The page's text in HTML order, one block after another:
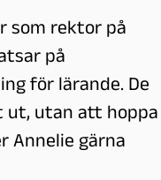
som rektor på
på
för lärande. De
ut, utan att hoppa
Annelie gärna